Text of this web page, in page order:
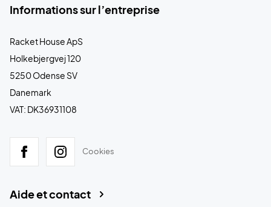
Informations sur l’entreprise
Racket House ApS
Holkebjergvej 120
5250 Odense SV
Danemark
VAT: DK36931108
Cookies
Aide et contact